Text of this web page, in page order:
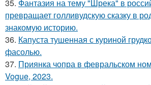
35. Фантазия на тему "Шрека" в
превращает голливудскую сказку в
знакомую историю.
36. Капуста тушенная с куриной
фасолью.
37. Приянка чопра в февральском
Vogue, 2023.